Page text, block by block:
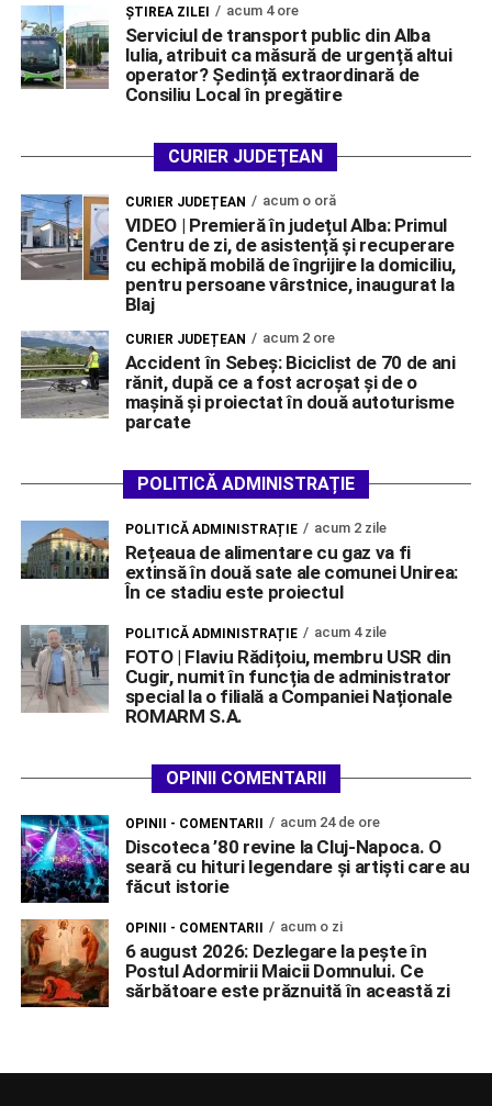
ŞTIREA ZILEI acum 4 ore
Serviciul de transport public din Alba
Iulia, atribuit ca măsură de urgență altui
operator? Ședință extraordinară de
Consiliu Local în pregătire
CURIER JUDEȚEAN
CURIER JUDEȚEAN acum o oră
VIDEO | Premieră în județul Alba: Primul
Centru de zi, de asistență și recuperare
cu echipă mobilă de îngrijire la domiciliu,
pentru persoane vârstnice, inaugurat la
Blaj
CURIER JUDEȚEAN acum 2 ore
Accident în Sebeș: Biciclist de 70 de ani
rănit, după ce a fost acroșat și de o
mașină și proiectat în două autoturisme
parcate
POLITICĂ ADMINISTRAȚIE
POLITICĂ ADMINISTRAȚIE acum 2 zile
Rețeaua de alimentare cu gaz va fi
extinsă în două sate ale comunei Unirea:
În ce stadiu este proiectul
POLITICĂ ADMINISTRAȚIE acum 4 zile
FOTO | Flaviu Rădițoiu, membru USR din
Cugir, numit în funcția de administrator
special la o filială a Companiei Naționale
ROMARM S.A.
OPINII COMENTARII
OPINII - COMENTARII acum 24 de ore
Discoteca ’80 revine la Cluj-Napoca. O
seară cu hituri legendare și artiști care au
făcut istorie
OPINII - COMENTARII acum o zi
6 august 2026: Dezlegare la pește în
Postul Adormirii Maicii Domnului. Ce
sărbătoare este prăznuită în această zi